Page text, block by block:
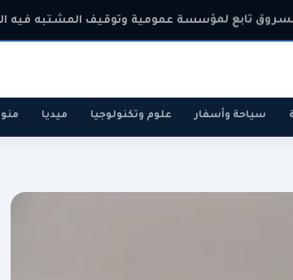
تابع لمؤسسة عمومية وتوقيف المشتبه فيه
سياحة وأسفار علوم وتكنولوجيا ميديا